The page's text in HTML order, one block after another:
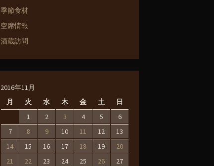
季節食材
空席情報
酒蔵訪問
2016年11月
月
火 水 木 金 土 日
1 2 3 4 5
6
7
8 9 10 11 12
13
14
15 16 17 18 19
20
21
22 23 24 25 26
27